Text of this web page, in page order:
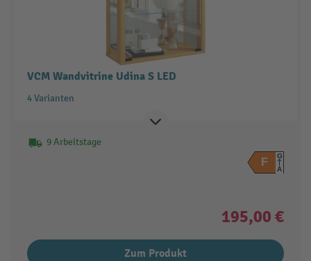
VCM Wandvitrine Udina S LED
4 Varianten
9 Arbeitstage
F
G
A
195,00 €
Zum Produkt